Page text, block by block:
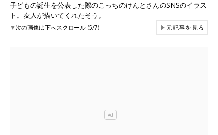
子どもの誕生を公表した際のこっちのけんとさんのSNSのイラス
ト。友人が描いてくれたそう。
▼次の画像は下へスクロール (5/7) ▶元記事を見る